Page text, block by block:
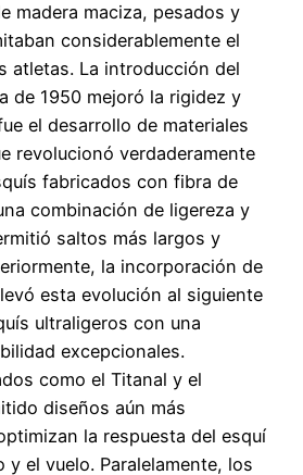
madera maciza, pesados y
considerablemente el
atletas. La introducción del
de 1950 mejoró la rigidez y
el desarrollo de materiales
revolucionó verdaderamente
fabricados con fibra de
combinación de ligereza y
saltos más largos y
la incorporación de
esta evolución al siguiente
ultraligeros con una
excepcionales.
como el Titanal y el
diseños aún más
la respuesta del esquí
y el vuelo. Paralelamente, los